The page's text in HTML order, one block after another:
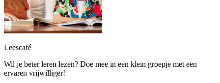
Leescafé
Wil je beter leren lezen? Doe mee in een klein groepje met een
ervaren vrijwilliger!